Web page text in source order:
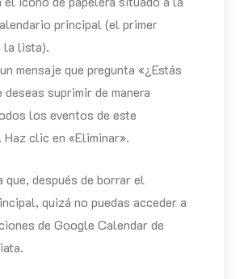
principal (el primer
la lista).
mensaje que pregunta «¿Estás
deseas suprimir de manera
los eventos de este
clic en «Eliminar».
que, después de borrar el
quizá no puedas acceder a
de Google Calendar de